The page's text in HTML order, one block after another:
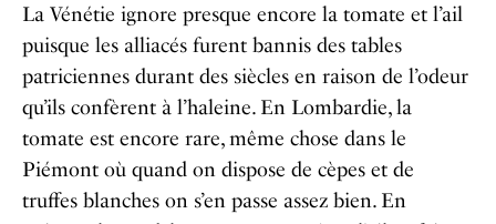
La Vénétie ignore presque encore la tomate et l’ail
puisque les alliacés furent bannis des tables
patriciennes durant des siècles en raison de l’odeur
qu’ils confèrent à l’haleine. En Lombardie, la
tomate est encore rare, même chose dans le
Piémont où quand on dispose de cèpes et de
truffes blanches on s’en passe assez bien. En